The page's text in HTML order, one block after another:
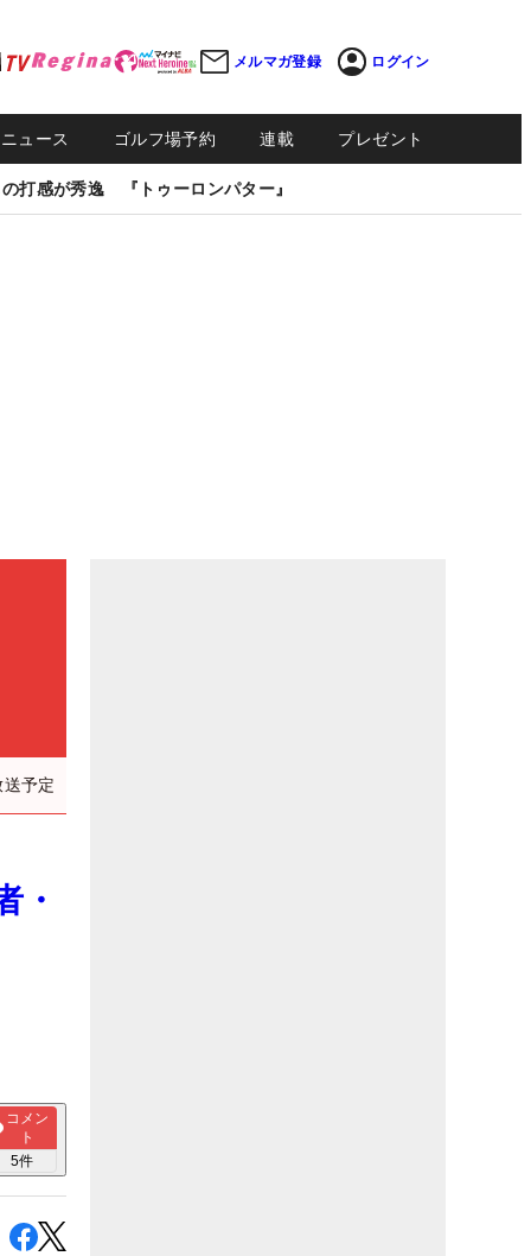
メルマガ登録 ログイン
ュース ゴルフ場予約 連載 プレゼント
打感が秀逸 『トゥーロンパター』
予定
・
コメン
ト
5件